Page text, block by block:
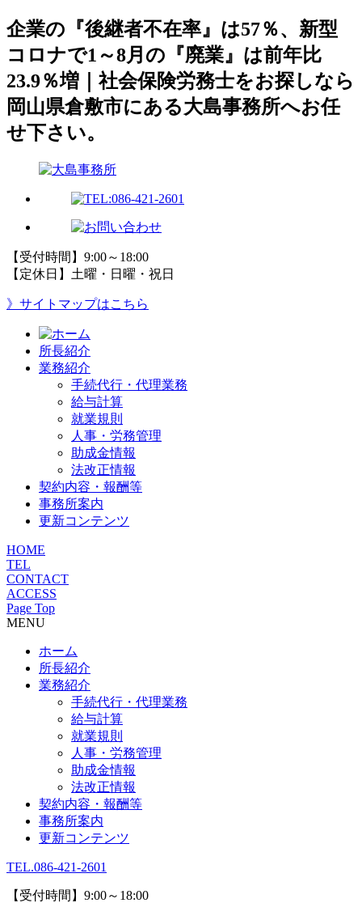
企業の『後継者不在率』は57％、新型
コロナで1～8月の『廃業』は前年比
23.9％増｜社会保険労務士をお探しなら
岡山県倉敷市にある大島事務所へお任
せ下さい。
【受付時間】9:00～18:00
【定休日】土曜・日曜・祝日
》サイトマップはこちら
所長紹介
業務紹介
手続代行・代理業務
給与計算
就業規則
人事・労務管理
助成金情報
法改正情報
契約内容・報酬等
事務所案内
更新コンテンツ
HOME
TEL
CONTACT
ACCESS
Page Top
MENU
ホーム
所長紹介
業務紹介
手続代行・代理業務
給与計算
就業規則
人事・労務管理
助成金情報
法改正情報
契約内容・報酬等
事務所案内
更新コンテンツ
TEL.086-421-2601
【受付時間】9:00～18:00